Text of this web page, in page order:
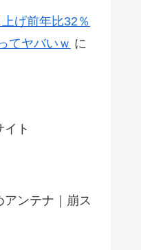
げ前年比32％
てヤバいｗ に
イト
ンテナ｜崩ス